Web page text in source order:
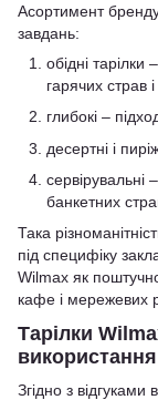
Асортимент
завдань:
обідні тарілки
гарячих страв
глибокі –
десертні і
сервірувальні
банкетних
Така
під специфіку
Wilmax як
кафе і мережевих
Тарілки
використання
Згідно з відгуками